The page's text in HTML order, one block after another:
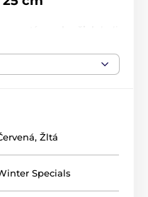
porcelánky
, Žltá
Specials